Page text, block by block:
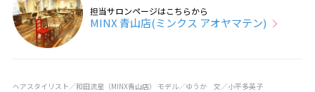
担当サロンページはこちらから
MINX 青山店(ミンクス アオヤマテン)
ヘアスタイリスト／和田流星（MINX青山店） モデル／ゆうか 文／小平多英子